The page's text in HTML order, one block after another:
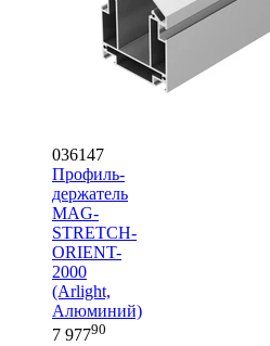
036147
Профиль-
держатель
MAG-
STRETCH-
ORIENT-
2000
(Arlight,
Алюминий)
7 97790